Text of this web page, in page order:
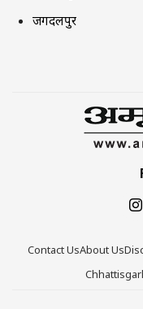
जगदलपुर
Contact UsAbout Us